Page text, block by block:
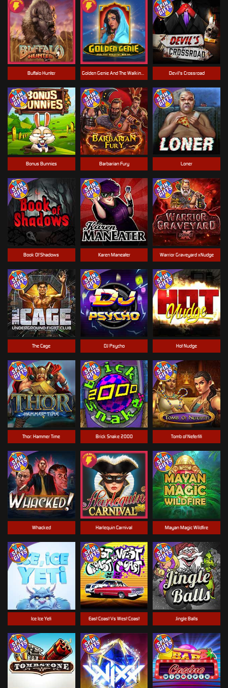
Loner
Book Of Shadows
The Cage Hot Nudge
Brick Snake 2000
Warrior Graveyard xNudge
Barbarian Fury
Devil's Crossroad
Tomb of Nefertiti
Golden Genie And The Walking Wilds
Mayan Magic Wildfire
Bonus Bunnies
DJ Psycho
Buffalo Hunter
East Coast Vs West Coast
Whacked
Jingle Balls
Harlequin Carnival
Thor: Hammer Time
Ice Ice Yeti
Karen Maneater